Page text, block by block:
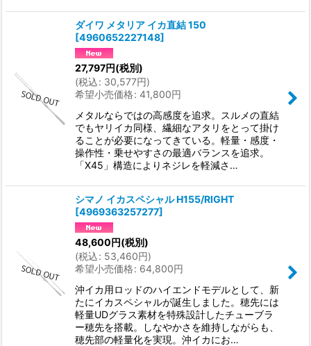
ダイワ メタリア イカ直結 150
[4960652227148]
27,797円(税別)
(税込: 30,577円)
希望小売価格: 41,800円
メタルならではの高感度を追求。スルメの直結
でもヤリイカ同様、繊細なアタリをとって掛け
ることが必要になってきている。軽量・感度・
操作性・乗せやすさの最適バランスを追求。
「X45」構造によりネジレを軽減さ…
シマノ イカスペシャル H155/RIGHT
[4969363257277]
48,600円(税別)
(税込: 53,460円)
希望小売価格: 64,800円
沖イカ用ロッドのハイエンドモデルとして、新
たにイカスペシャルが誕生しました。穂先には
軽量UDグラス素材を特殊設計したチューブラ
ー穂先を搭載。しなやかさを維持しながらも、
穂先部の軽量化を実現。沖イカにお…